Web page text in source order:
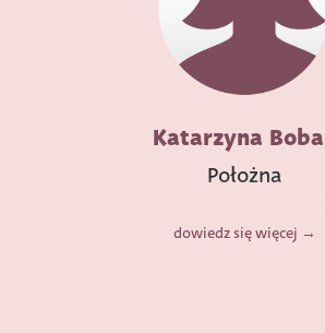
Katarzyna
Położna
dowiedz się więcej